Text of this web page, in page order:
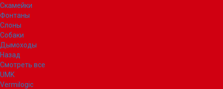
Скамейки
Фонтаны
Слоны
Собаки
Дымоходы
Назад
Смотреть все
UMK
Vermilogic